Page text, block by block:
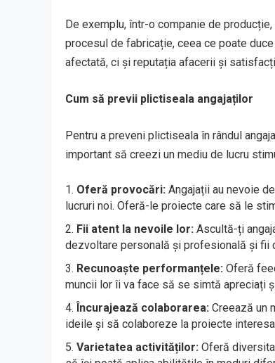
De exemplu, într-o companie de
procesul de fabricație, ceea ce poate
afectată, ci și reputația afacerii și
Cum să previi plictiseala angajaților
Pentru a preveni plictiseala în rândul
important să creezi un mediu de lucru
Oferă provocări: Angajații au nevoie
lucruri noi. Oferă-le proiecte care să le
Fii atent la nevoile lor: Ascultă-ți
dezvoltare personală și profesională și fii
Recunoaște performanțele: Oferă
muncii lor îi va face să se simtă apreciați
Încurajează colaborarea: Creează un
ideile și să colaboreze la proiecte
Varietatea activităților: Oferă